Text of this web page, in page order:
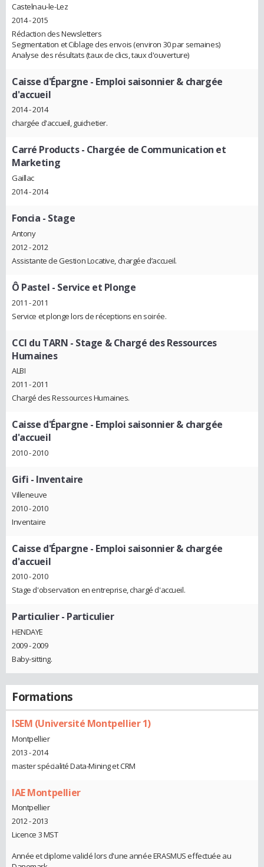
Castelnau-le-Lez
2014 - 2015
Rédaction des Newsletters
Segmentation et Ciblage des envois (environ 30 par semaines)
Analyse des résultats (taux de clics, taux d'ouverture)
Caisse d'Épargne - Emploi saisonnier & chargée
d'accueil
2014 - 2014
chargée d'accueil, guichetier.
Carré Products- Chargée de Communication et
Marketing
Gaillac
2014 - 2014
Foncia - Stage
Antony
2012 - 2012
Assistante de Gestion Locative, chargée d’accueil.
Ô Pastel - Service et Plonge
2011 - 2011
Service et plonge lors de réceptions en soirée.
CCI du TARN - Stage & Chargé des Ressources
Humaines
ALBI
2011 - 2011
Chargé des Ressources Humaines.
Caisse d'Épargne - Emploi saisonnier & chargée
d'accueil
2010 - 2010
Gifi - Inventaire
Villeneuve
2010 - 2010
Inventaire
Caisse d'Épargne - Emploi saisonnier & chargée
d'accueil
2010 - 2010
Stage d'observation en entreprise, chargé d'accueil.
Particulier- Particulier
HENDAYE
2009 - 2009
Baby-sitting.
Formations
ISEM (Université Montpellier 1)
Montpellier
2013 - 2014
master spécialité Data-Mining et CRM
IAE Montpellier
Montpellier
2012 - 2013
Licence 3 MST
Année et diplome validé lors d'une année ERASMUS effectuée au